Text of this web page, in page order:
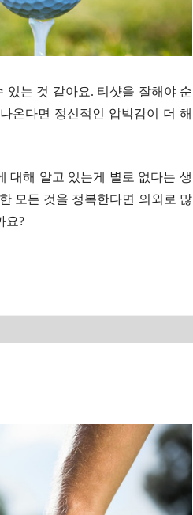
있는 것 같아요. 티샷을 잘해야 순
온다면 정신적인 압박감이 더 해
대해 알고 있는게 별로 없다는 생
모든 것을 정복한다면 의외로 많
요?